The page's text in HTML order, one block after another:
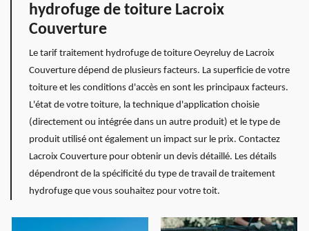
hydrofuge de toiture Lacroix
Couverture
Le tarif traitement hydrofuge de toiture Oeyreluy de Lacroix
Couverture dépend de plusieurs facteurs. La superficie de votre
toiture et les conditions d'accès en sont les principaux facteurs.
L'état de votre toiture, la technique d'application choisie
(directement ou intégrée dans un autre produit) et le type de
produit utilisé ont également un impact sur le prix. Contactez
Lacroix Couverture pour obtenir un devis détaillé. Les détails
dépendront de la spécificité du type de travail de traitement
hydrofuge que vous souhaitez pour votre toit.